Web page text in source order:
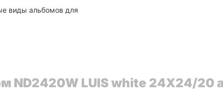
виды альбомов для
ND2420W LUIS white 24X24/20